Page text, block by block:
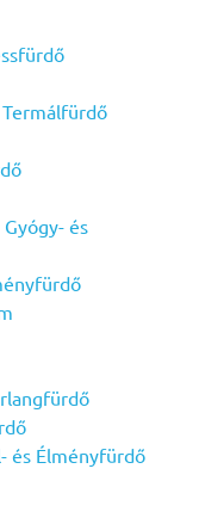
Termálfürdő
és
és Élményfürdő